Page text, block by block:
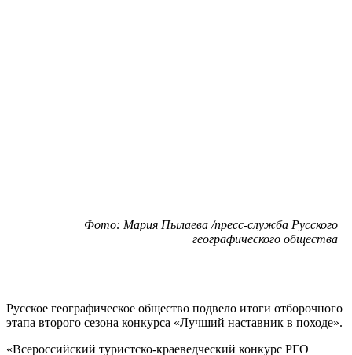
Фото: Мария Пылаева /пресс-служба Русского
географического общества
Русское географическое общество подвело итоги отборочного
этапа второго сезона конкурса «Лучший наставник в походе».
«Всероссийский туристско-краеведческий конкурс РГО